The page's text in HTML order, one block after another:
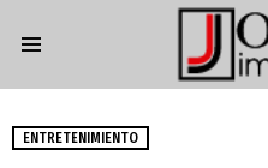
ENTRETENIMIENTO